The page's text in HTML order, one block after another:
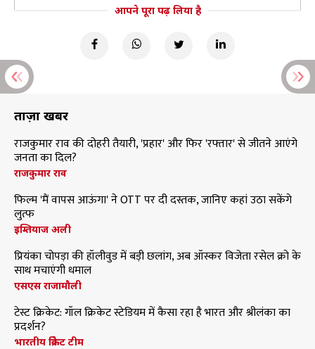
आपने पूरा पढ़ लिया है
ताज़ा खबरें
राजकुमार राव की दोहरी तैयारी, 'प्रहार' और फिर 'रफ्तार' से जीतने आएंगे
जनता का दिल?
राजकुमार राव
फिल्म 'मैं वापस आऊंगा' ने OTT पर दी दस्तक, जानिए कहां उठा सकेंगे
लुत्फ
इम्तियाज अली
प्रियंका चोपड़ा की हॉलीवुड में बड़ी छलांग, अब ऑस्कर विजेता रसेल क्रो के
साथ मचाएंगी धमाल
एसएस राजामौली
टेस्ट क्रिकेट: गॉल क्रिकेट स्टेडियम में कैसा रहा है भारत और श्रीलंका का
प्रदर्शन?
भारतीय क्रिकेट टीम